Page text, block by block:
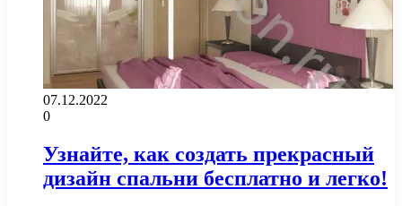
07.12.2022
0
Узнайте, как создать прекрасный
дизайн спальни бесплатно и легко!